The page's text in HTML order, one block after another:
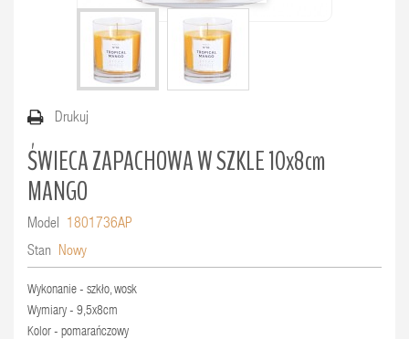
Drukuj
ŚWIECA ZAPACHOWA W SZKLE 10x8cm
MANGO
Model
1801736AP
Stan Nowy
Wykonanie - szkło, wosk
Wymiary - 9,5x8cm
Kolor - pomarańczowy